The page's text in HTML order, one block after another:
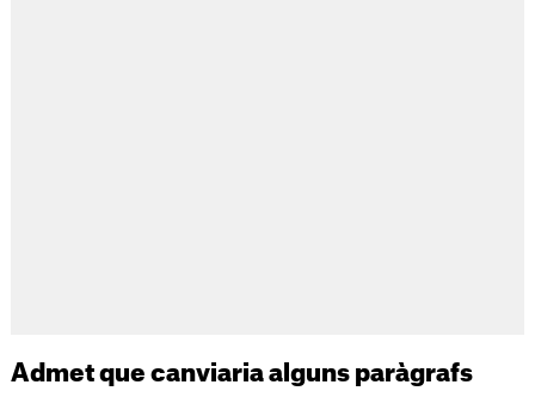
Admet que canviaria alguns paràgrafs